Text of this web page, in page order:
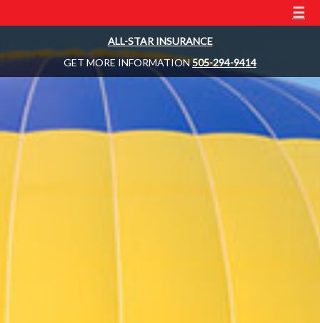
☰
ALL-STAR INSURANCE
GET MORE INFORMATION505-294-9414